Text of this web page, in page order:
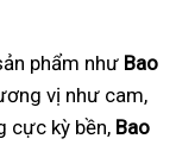
phẩm như Bao
vị như cam,
cực kỳ bền, Bao